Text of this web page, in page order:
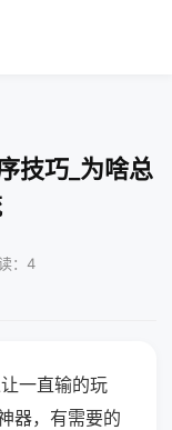
技巧_为啥总
：4
一直输的玩
器，有需要的